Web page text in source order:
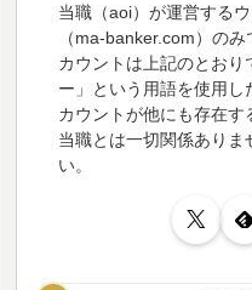
当職（aoi）が運営する
（ma-banker.com）の
カウントは上記のとおり
ー」という用語を使用
カウントが他にも存在す
当職とは一切関係ありま
い。